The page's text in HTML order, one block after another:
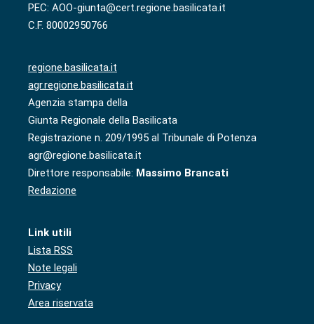
PEC: AOO-giunta@cert.regione.basilicata.it
C.F. 80002950766
regione.basilicata.it
agr.regione.basilicata.it
Agenzia stampa della
Giunta Regionale della Basilicata
Registrazione n. 209/1995 al Tribunale di Potenza
agr@regione.basilicata.it
Direttore responsabile: Massimo Brancati
Redazione
Link utili
Lista RSS
Note legali
Privacy
Area riservata